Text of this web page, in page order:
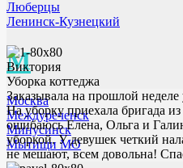
Люберцы
Ленинск-Кузнецкий
М
Москва
Междуреченск
Минусинск
Мытищи МО
Виктория
Уборка коттеджа
Заказывала на прошлой
На уборку приехала бригада
ошибаюсь Елена, Ольга и
уборкой. У девушек четкий
не мешают, всем довольна!